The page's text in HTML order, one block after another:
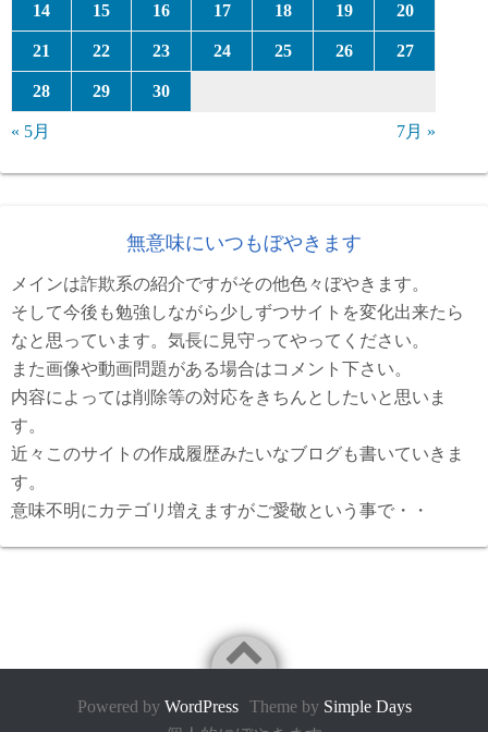
14 15 16 17 18 19 20
21 22 23 24 25 26 27
28 29 30
« 5月 7月 »
無意味にいつもぼやきます
メインは詐欺系の紹介ですがその他色々ぼやきます。
そして今後も勉強しながら少しずつサイトを変化出来たら
なと思っています。気長に見守ってやってください。
また画像や動画問題がある場合はコメント下さい。
内容によっては削除等の対応をきちんとしたいと思いま
す。
近々このサイトの作成履歴みたいなブログも書いていきま
す。
意味不明にカテゴリ増えますがご愛敬という事で・・
Powered by WordPress Theme by Simple Days